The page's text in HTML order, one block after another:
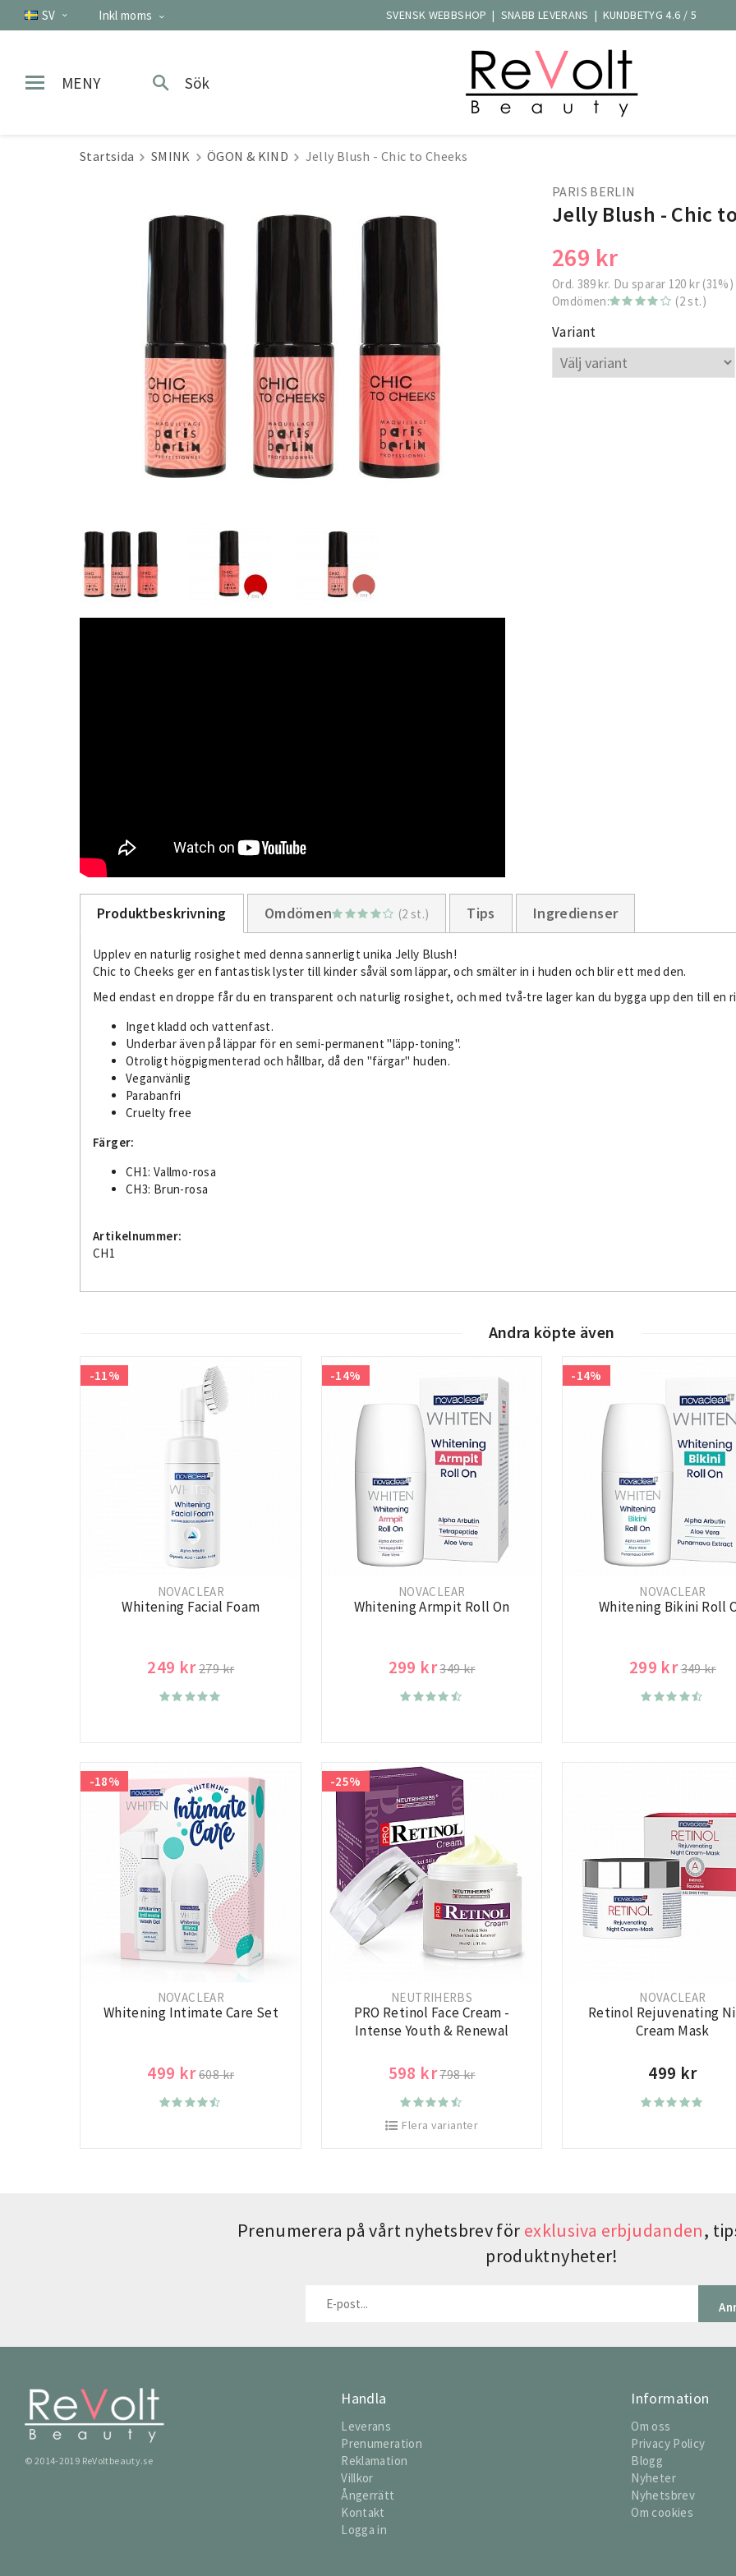
SV Inkl moms SVENSK WEBBSHOP | SNABB LEVERANS | KUNDBETYG 4.6 / 5
MENY Sök
Startsida SMINK ÖGON & KIND Jelly Blush - Chic to Cheeks
PARIS BERLIN
Jelly Blush - Chic
269 kr
Ord. 389 kr. Du sparar 120 kr(31%)
Omdömen:
(2 st.)
Variant
Produktbeskrivning Omdömen (2 st.) Tips Ingredienser
Upplev en naturlig rosighet med denna sannerligt unika Jelly Blush!
Chic to Cheeks ger en fantastisk lyster till kinder såväl som läppar, och smälter in i huden och blir ett med den.
Med endast en droppe får du en transparent och naturlig rosighet, och med två-tre lager kan du bygga upp den till en
Inget kladd och vattenfast.
Underbar även på läppar för en semi-permanent "läpp-toning".
Otroligt högpigmenterad och hållbar, då den "färgar" huden.
Veganvänlig
Parabanfri
Cruelty free
Färger:
CH1: Vallmo-rosa
CH3: Brun-rosa
Artikelnummer:
CH1
Andra köpte även
-11%
NOVACLEAR
Whitening Facial Foam
249 kr279 kr
-14%
NOVACLEAR
Whitening Armpit Roll On
299 kr349 kr
-14%
NOVACLEAR
Whitening Bikini Roll
299 kr349 kr
-18%
NOVACLEAR
Whitening Intimate Care Set
499 kr608 kr
-25%
NEUTRIHERBS
PRO Retinol Face Cream -
Intense Youth & Renewal
598 kr798 kr
Flera varianter
NOVACLEAR
Retinol Rejuvenating
Cream Mask
499 kr
Prenumerera på vårt nyhetsbrev för exklusiva erbjudanden,
produktnyheter!
© 2014-2019 ReVoltbeauty.se
Handla
Leverans
Prenumeration
Reklamation
Villkor
Ångerrätt
Kontakt
Logga in
Information
Om oss
Privacy Policy
Blogg
Nyheter
Nyhetsbrev
Om cookies